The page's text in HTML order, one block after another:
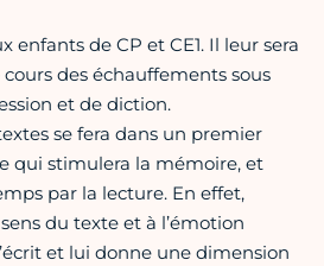
enfants de CP et CE1. Il leur sera
des échauffements sous
et de diction.
se fera dans un premier
qui stimulera la mémoire, et
par la lecture. En effet,
du texte et à l’émotion
et lui donne une dimension